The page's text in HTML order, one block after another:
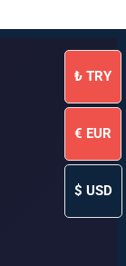
₺ TRY
€ EUR
$ USD